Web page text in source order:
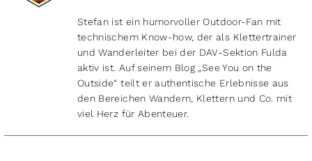
Stefan ist ein humorvoller Outdoor-Fan mit
technischem Know-how, der als Klettertrainer
und Wanderleiter bei der DAV-Sektion Fulda
aktiv ist. Auf seinem Blog „See You on the
Outside“ teilt er authentische Erlebnisse aus
den Bereichen Wandern, Klettern und Co. mit
viel Herz für Abenteuer.